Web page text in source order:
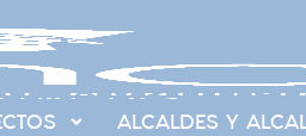
ALCALDES Y